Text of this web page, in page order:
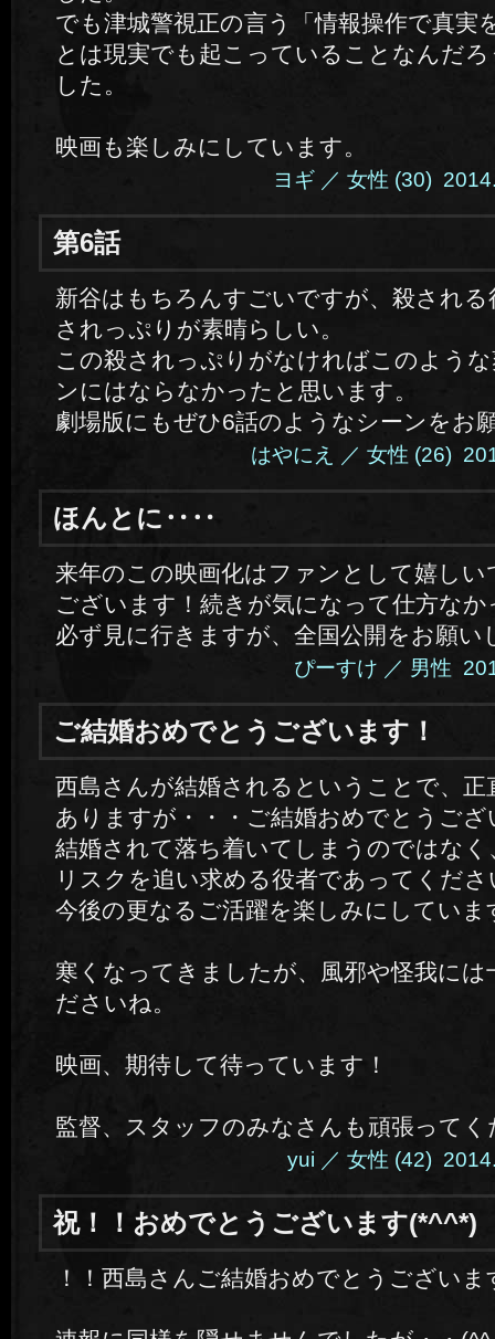
でも津城警視正の言う「情報操作で真実
とは現実でも起こっていることなんだ
した。
映画も楽しみにしています。
ヨギ ／ 女性 (30)
第6話
新谷はもちろんすごいですが、殺される
されっぷりが素晴らしい。
この殺されっぷりがなければこのよう
ンにはならなかったと思います。
劇場版にもぜひ6話のようなシーンをお
はやにえ ／ 女性 (26)
ほんとに‥‥
来年のこの映画化はファンとして嬉し
ございます！続きが気になって仕方な
必ず見に行きますが、全国公開をお願
ぴーすけ ／ 男性
ご結婚おめでとうございます！
西島さんが結婚されるということで、
ありますが・・・ご結婚おめでとうござ
結婚されて落ち着いてしまうのではな
リスクを追い求める役者であってくださ
今後の更なるご活躍を楽しみにしていま
寒くなってきましたが、風邪や怪我には
ださいね。
映画、期待して待っています！
監督、スタッフのみなさんも頑張ってく
yui ／ 女性 (42)
祝！！おめでとうございます(*^^*)
！！西島さんご結婚おめでとうございま